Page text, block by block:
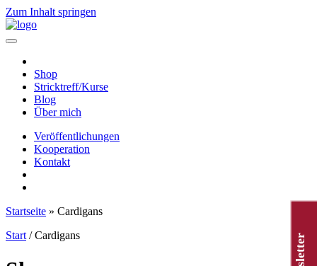
Zum Inhalt springen
Hauptnavigation
Shop
Stricktreff/Kurse
Blog
Über mich
Veröffentlichungen
Kooperation
Kontakt
Startseite » Cardigans
Start / Cardigans